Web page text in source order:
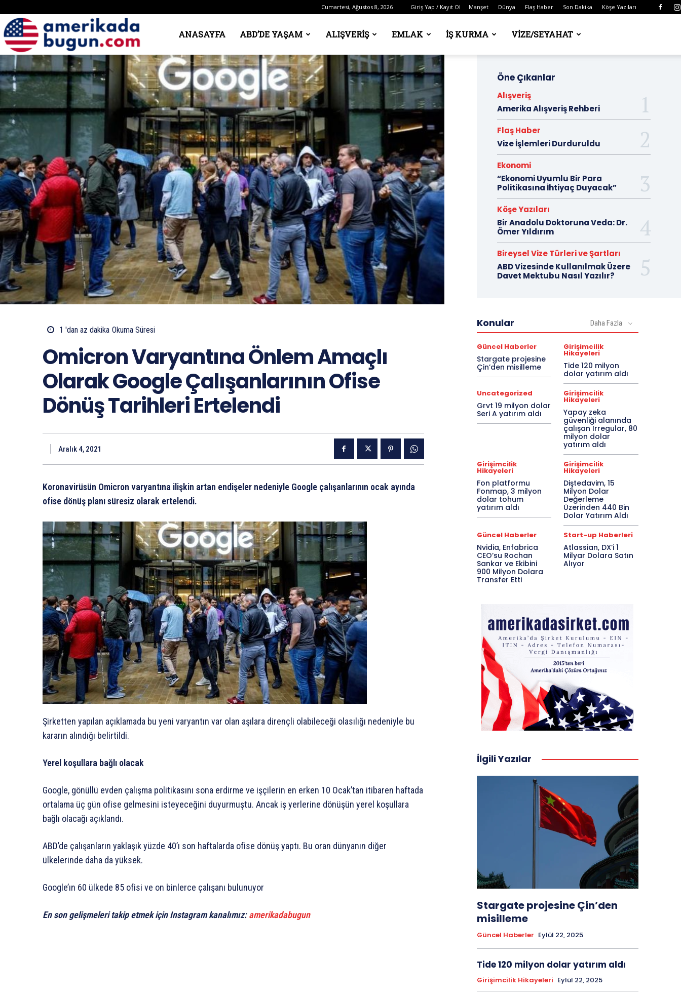
Cumartesi, Ağustos 8, 2026 Giriş Yap / Kayıt Ol Manşet Dünya Flaş Haber Son Dakika Köşe Yazıları
Amerika’da
Bugün
ANASAYFA ABD’DE YAŞAM ALIŞVERIŞ EMLAK İŞ KURMA VIZE/SEYAHAT
1 'dan az dakika Okuma Süresi
Omicron Varyantına Önlem Amaçlı
Olarak Google Çalışanlarının Ofise
Dönüş Tarihleri Ertelendi
Aralık 4, 2021
Koronavirüsün Omicron varyantına ilişkin artan endişeler nedeniyle Google çalışanlarının ocak ayında
ofise dönüş planı süresiz olarak ertelendi.
Şirketten yapılan açıklamada bu yeni varyantın var olan aşılara dirençli olabileceği olasılığı nedeniyle bu
kararın alındığı belirtildi.
Yerel koşullara bağlı olacak
Google, gönüllü evden çalışma politikasını sona erdirme ve işçilerin en erken 10 Ocak’tan itibaren haftada
ortalama üç gün ofise gelmesini isteyeceğini duyurmuştu. Ancak iş yerlerine dönüşün yerel koşullara
bağlı olacağı açıklandı.
ABD’de çalışanların yaklaşık yüzde 40’ı son haftalarda ofise dönüş yaptı. Bu oran dünyanın diğer
ülkelerinde daha da yüksek.
Google’ın 60 ülkede 85 ofisi ve on binlerce çalışanı bulunuyor
En son gelişmeleri takip etmek için Instagram kanalımız:amerikadabugun
Öne Çıkanlar
Alışveriş
Amerika Alışveriş Rehberi
Flaş Haber
Vize İşlemleri Durduruldu
Ekonomi
“Ekonomi Uyumlu Bir Para
Politikasına İhtiyaç Duyacak”
Köşe Yazıları
Bir Anadolu Doktoruna Veda: Dr.
Ömer Yıldırım
Bireysel Vize Türleri ve Şartları
ABD Vizesinde Kullanılmak Üzere
Davet Mektubu Nasıl Yazılır?
Konular Daha Fazla
Güncel Haberler
Stargate projesine
Çin’den misilleme
Girişimcilik
Hikayeleri
Tide 120 milyon
dolar yatırım aldı
Uncategorized
Grvt 19 milyon dolar
Seri A yatırım aldı
Girişimcilik
Hikayeleri
Yapay zeka
güvenliği alanında
çalışan Irregular, 80
milyon dolar
yatırım aldı
Girişimcilik
Hikayeleri
Fon platformu
Fonmap, 3 milyon
dolar tohum
yatırım aldı
Girişimcilik
Hikayeleri
Diştedavim, 15
Milyon Dolar
Değerleme
Üzerinden 440 Bin
Dolar Yatırım Aldı
Güncel Haberler
Nvidia, Enfabrica
CEO’su Rochan
Sankar ve Ekibini
900 Milyon Dolara
Transfer Etti
Start-up Haberleri
Atlassian, DX’i 1
Milyar Dolara Satın
Alıyor
İlgili Yazılar
Stargate projesine Çin’den
misilleme
Güncel Haberler Eylül 22, 2025
Tide 120 milyon dolar yatırım aldı
Girişimcilik Hikayeleri Eylül 22, 2025